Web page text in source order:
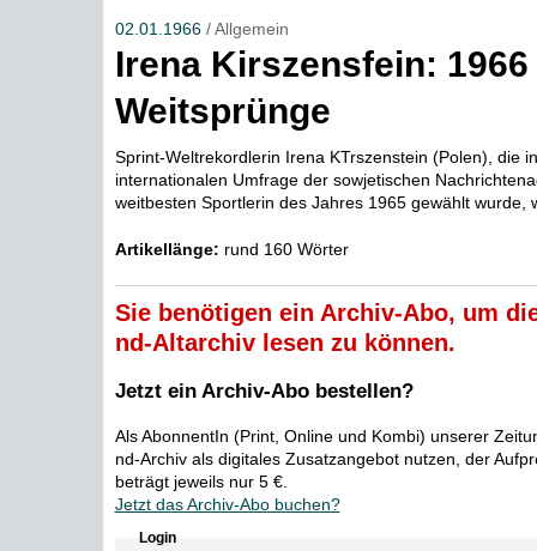
02.01.1966/ Allgemein
Irena Kirszensfein:
Weitsprünge
Sprint-Weltrekordlerin Irena KTrszenstein (Polen), die
internationalen Umfrage der sowjetischen
weitbesten Sportlerin des Jahres 1965 gewählt wurde,
Artikellänge: rund 160 Wörter
Sie benötigen ein Archiv-Abo, um
nd-Altarchiv lesen zu können.
Jetzt ein Archiv-Abo bestellen?
Als AbonnentIn (Print, Online und Kombi) unserer
nd-Archiv als digitales Zusatzangebot nutzen, der
beträgt jeweils nur 5 €.
Jetzt das Archiv-Abo buchen?
Login